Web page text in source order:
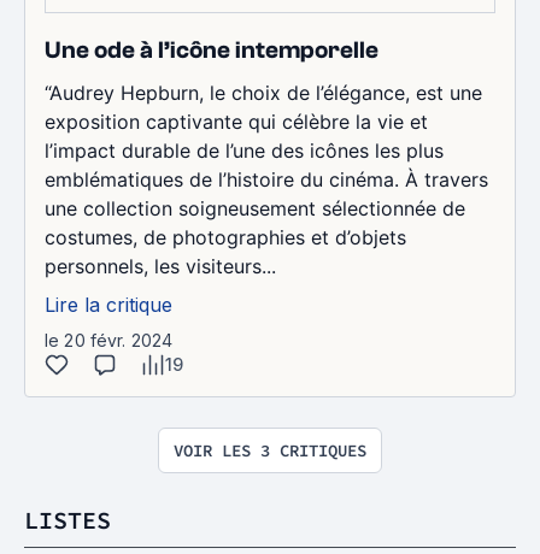
Une ode à l’icône intemporelle
“Audrey Hepburn, le choix de l’élégance, est une
exposition captivante qui célèbre la vie et
l’impact durable de l’une des icônes les plus
emblématiques de l’histoire du cinéma. À travers
une collection soigneusement sélectionnée de
costumes, de photographies et d’objets
personnels, les visiteurs...
Lire la critique
le 20 févr. 2024
19
VOIR LES 3 CRITIQUES
LISTES